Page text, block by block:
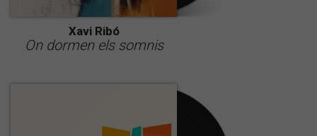
Xavi Ribó
On dormen els somnis